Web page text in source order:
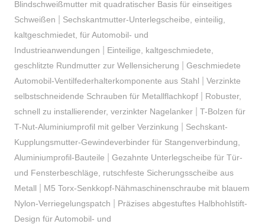
Blindschweißmutter mit quadratischer Basis für einseitiges
Schweißen
Sechskantmutter-Unterlegscheibe, einteilig,
kaltgeschmiedet, für Automobil- und
Industrieanwendungen
Einteilige, kaltgeschmiedete,
geschlitzte Rundmutter zur Wellensicherung
Geschmiedete
Automobil-Ventilfederhalterkomponente aus Stahl
Verzinkte
selbstschneidende Schrauben für Metallflachkopf| Robuster,
schnell zu installierender, verzinkter Nagelanker| T-Bolzen für
T-Nut-Aluminiumprofil mit gelber Verzinkung
Sechskant-
Kupplungsmutter-Gewindeverbinder für Stangenverbindung,
Aluminiumprofil-Bauteile
Gezahnte Unterlegscheibe für Tür-
und Fensterbeschläge, rutschfeste Sicherungsscheibe aus
Metall
M5 Torx-Senkkopf-Nähmaschinenschraube mit blauem
Nylon-Verriegelungspatch
Präzises abgestuftes Halbhohlstift-
Design für Automobil- und